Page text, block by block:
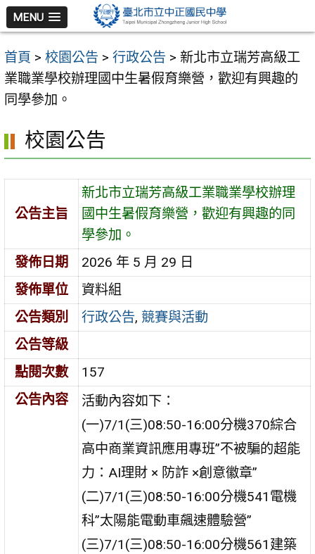
跳
至
主
要
內
區
MENU
首頁 > 校園公告 > 行政公告 > 新北市立瑞芳高級工
業職業學校辦理國中生暑假育樂營，歡迎有興趣的
同學參加。
校園公告
公告主旨
新北市立瑞芳高級工業職業學校辦理
國中生暑假育樂營，歡迎有興趣的同
學參加。
發佈日期
2026 年 5 月 29 日
發佈單位
資料組
公告類別
行政公告, 競賽與活動
公告等級
點閱次數
157
公告內容
活動內容如下：
(一)7/1(三)08:50-16:00分機370綜合
高中商業資訊應用專班”不被騙的超能
力：AI理財 × 防詐 ×創意徽章”
(二)7/1(三)08:50-16:00分機541電機
科”太陽能電動車飆速體驗營”
(三)7/1(三)08:50-16:00分機561建築